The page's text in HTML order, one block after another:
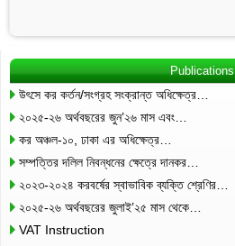
Publications
উৎসে কর কর্তন/সংগ্রহ সংক্রান্ত অধিক্ষেত্র…
২০২৫-২৬ অর্থবছরের জুন’২৬ মাস এবং…
কর অঞ্চল-১০, ঢাকা এর অধিক্ষেত্র…
সম্পত্তির দলিল নিবন্ধনের ক্ষেত্রে দানকর…
২০২৩-২০২৪ করবর্ষের স্বাভাবিক ব্যক্তি শ্রেণির…
২০২৫-২৬ অর্থবছরের জুলাই’২৫ মাস থেকে…
VAT Instruction